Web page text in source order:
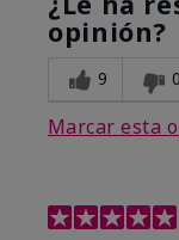
opinión?
9 0
Marcar esta